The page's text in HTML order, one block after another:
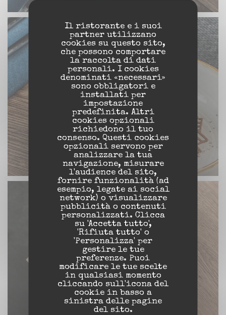
Il ristorante e i suoi
partner utilizzano
cookies su questo sito,
che possono comportare
la raccolta di dati
personali. I cookies
denominati «necessari»
sono obbligatori e
installati per
impostazione
predefinita. Altri
cookies opzionali
richiedono il tuo
consenso. Questi cookies
opzionali servono per
analizzare la tua
navigazione, misurare
l'audience del sito,
fornire funzionalità (ad
esempio, legate ai social
network) o visualizzare
pubblicità o contenuti
personalizzati. Clicca
su 'Accetta tutto',
'Rifiuta tutto' o
'Personalizza' per
gestire le tue
preferenze. Puoi
modificare le tue scelte
in qualsiasi momento
cliccando sull'icona del
cookie in basso a
sinistra delle pagine
del sito.